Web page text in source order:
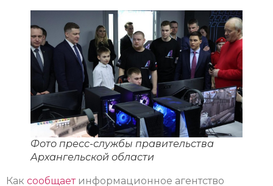
Фото пресс-службы правительства
Архангельской области
Как сообщает информационное агентство